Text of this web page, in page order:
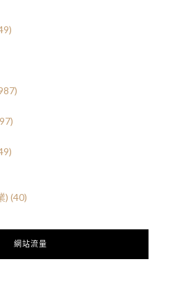
) (40)
網站流量